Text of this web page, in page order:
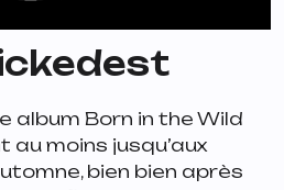
album Born in the Wild
moins jusqu’aux
bien bien après